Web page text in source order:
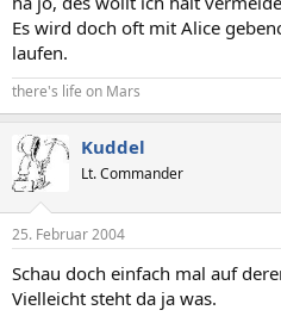
Es wird doch oft mit Alice
laufen.
there's life on Mars
Kuddel
Lt. Commander
25. Februar 2004
Schau doch einfach mal auf
Vielleicht steht da ja was.